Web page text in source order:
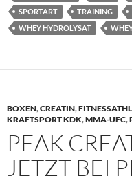
SPORTART
TRAINING
WHEY HYDROLYSAT
BOXEN,CREATIN,
KRAFTSPORT KDK,MMA-UFC,
PEAK
JETZT BEI